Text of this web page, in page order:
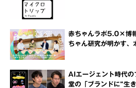
赤ちゃんラボ5.0×
ちゃん研究が明かす、
AIエージェント時代の
堂の「ブランドに“生